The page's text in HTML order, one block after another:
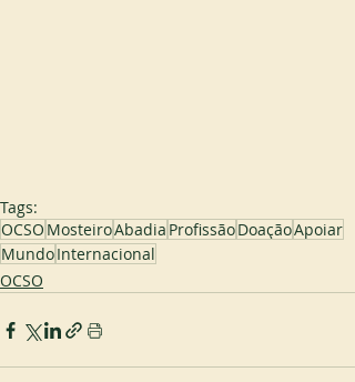
Tags:
OCSO MosteiroAbadia ProfissãoDoaçãoApoiar
MundoInternacional
OCSO